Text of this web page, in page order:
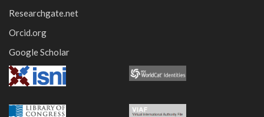
Researchgate.net
Orcid.org
Google Scholar